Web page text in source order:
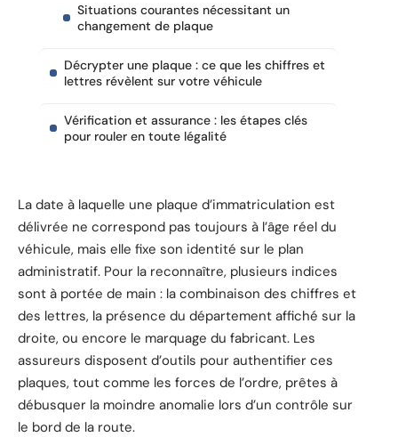
Situations courantes nécessitant un
changement de plaque
Décrypter une plaque : ce que les chiffres et
lettres révèlent sur votre véhicule
Vérification et assurance : les étapes clés
pour rouler en toute légalité
La date à laquelle une plaque d’immatriculation est
délivrée ne correspond pas toujours à l’âge réel du
véhicule, mais elle fixe son identité sur le plan
administratif. Pour la reconnaître, plusieurs indices
sont à portée de main : la combinaison des chiffres et
des lettres, la présence du département affiché sur la
droite, ou encore le marquage du fabricant. Les
assureurs disposent d’outils pour authentifier ces
plaques, tout comme les forces de l’ordre, prêtes à
débusquer la moindre anomalie lors d’un contrôle sur
le bord de la route.